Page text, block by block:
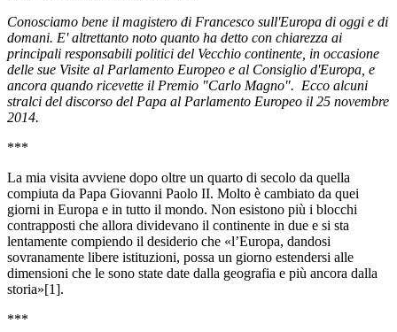
Conosciamo bene il magistero di Francesco sull'Europa di oggi e di
domani. E' altrettanto noto quanto ha detto con chiarezza ai
principali responsabili politici del Vecchio continente, in occasione
delle sue Visite al Parlamento Europeo e al Consiglio d'Europa, e
ancora quando ricevette il Premio "Carlo Magno". Ecco alcuni
stralci del discorso del Papa al Parlamento Europeo il 25 novembre
2014.
***
La mia visita avviene dopo oltre un quarto di secolo da quella
compiuta da Papa Giovanni Paolo II. Molto è cambiato da quei
giorni in Europa e in tutto il mondo. Non esistono più i blocchi
contrapposti che allora dividevano il continente in due e si sta
lentamente compiendo il desiderio che «l’Europa, dandosi
sovranamente libere istituzioni, possa un giorno estendersi alle
dimensioni che le sono state date dalla geografia e più ancora dalla
storia»[1].
***